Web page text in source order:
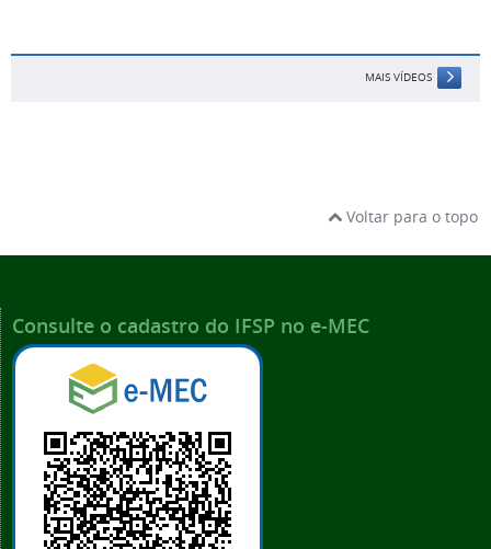
MAIS VÍDEOS
Voltar para o topo
Consulte o cadastro do IFSP no e-MEC